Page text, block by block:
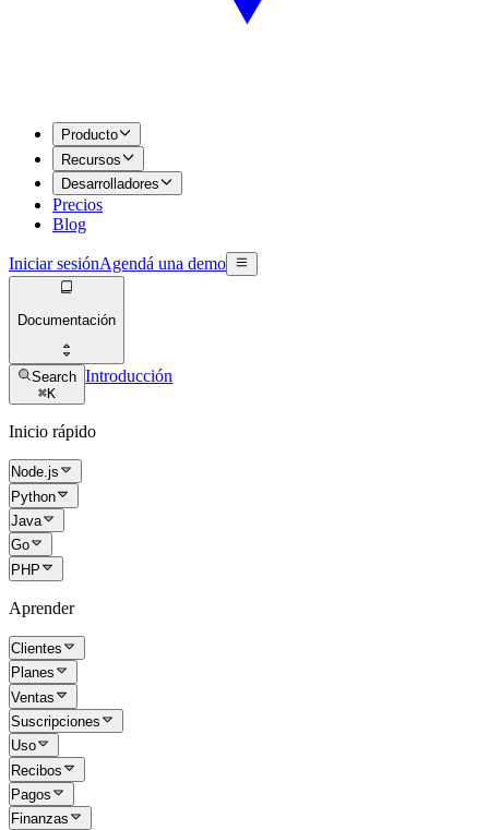
Producto
Recursos
Desarrolladores
Precios
Blog
Iniciar sesiónAgendá una demo
Documentación
Search
⌘K
Introducción
Inicio rápido
Node.js
Python
Java
Go
PHP
Aprender
Clientes
Planes
Ventas
Suscripciones
Uso
Recibos
Pagos
Finanzas